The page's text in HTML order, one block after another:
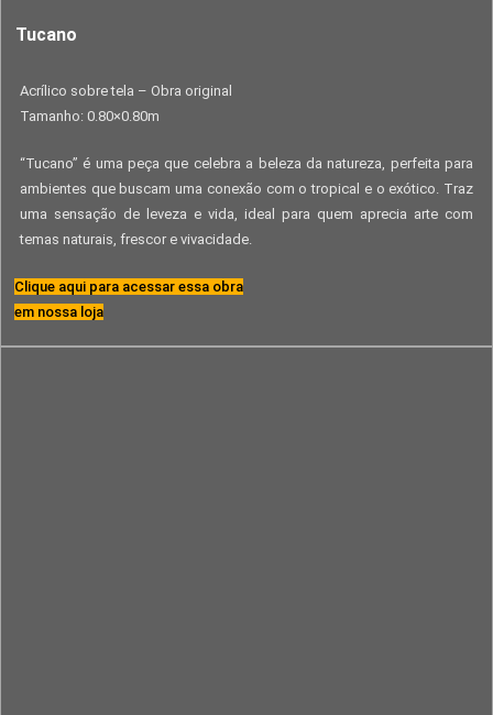
Tucano
Acrílico sobre tela – Obra original
Tamanho: 0.80×0.80m
“Tucano” é uma peça que celebra a beleza da natureza, perfeita para
ambientes que buscam uma conexão com o tropical e o exótico. Traz
uma sensação de leveza e vida, ideal para quem aprecia arte com
temas naturais, frescor e vivacidade.
Clique aqui para acessar essa obra
em nossa loja